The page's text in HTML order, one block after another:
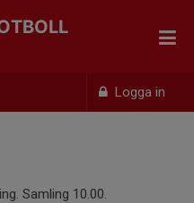
Logga in
Samling 10.00.